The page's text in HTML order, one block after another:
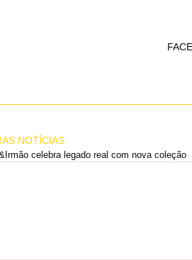
NOTÍCIAS
celebra legado real com nova coleção